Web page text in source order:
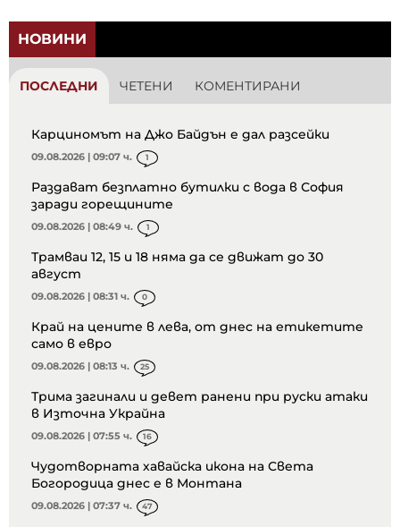
НОВИНИ
ПОСЛЕДНИ ЧЕТЕНИ КОМЕНТИРАНИ
Карциномът на Джо Байдън е дал разсейки
09.08.2026 | 09:07 ч. 1
Раздават безплатно бутилки с вода в София
заради горещините
09.08.2026 | 08:49 ч. 1
Трамваи 12, 15 и 18 няма да се движат до 30
август
09.08.2026 | 08:31 ч. 0
Край на цените в лева, от днес на етикетите
само в евро
09.08.2026 | 08:13 ч. 25
Трима загинали и девет ранени при руски атаки
в Източна Украйна
09.08.2026 | 07:55 ч. 16
Чудотворната хавайска икона на Света
Богородица днес е в Монтана
09.08.2026 | 07:37 ч. 47